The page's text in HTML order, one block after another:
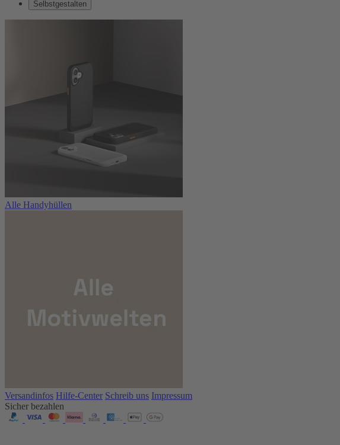
Selbstgestalten
Alle Handyhüllen
Versandinfos Hilfe-Center Schreib uns Impressum
Sicher bezahlen